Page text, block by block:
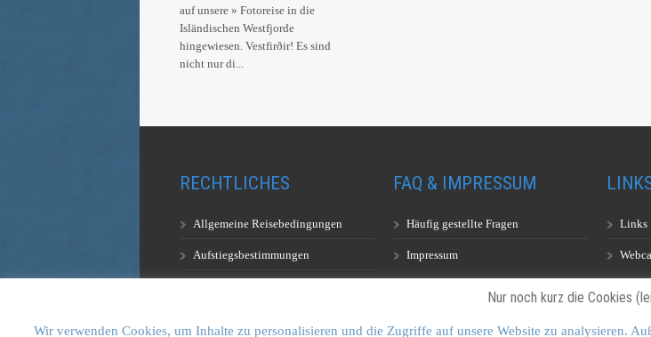
auf unsere » Fotoreise in die
Isländischen Westfjorde
hingewiesen. Vestfirðir! Es sind
nicht nur di...
RECHTLICHES
Allgemeine Reisebedingungen
Aufstiegsbestimmungen
FAQ & IMPRESSUM
Häufig gestellte Fragen
Impressum
Links
Nur noch kurz die Cookies
Wir verwenden Cookies, um Inhalte zu personalisieren und die Zugriffe auf unsere Website zu analysieren.